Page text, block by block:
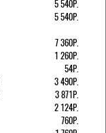
5 540Р.
5 540Р.
7 360Р.
1 260Р.
54Р.
3 490Р.
3 871Р.
2 124Р.
760Р.